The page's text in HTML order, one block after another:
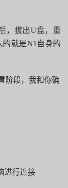
，拔出U盘，重
的就是N1 自身的
阶段，我和你确
进行连接